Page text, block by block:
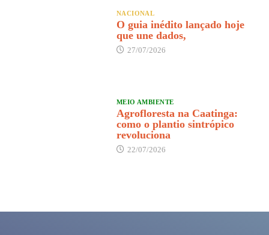
NACIONAL
O guia inédito lançado hoje
que une dados,
27/07/2026
MEIO AMBIENTE
Agrofloresta na Caatinga:
como o plantio sintrópico
revoluciona
22/07/2026